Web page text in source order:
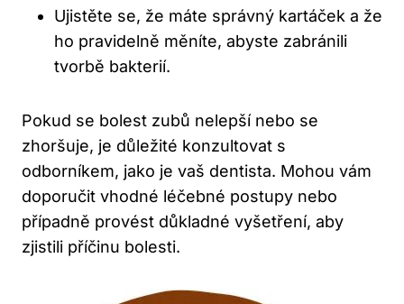
Ujistěte⁤ se, že máte ‍správný kartáček a ⁤že
‍ho pravidelně ‌měníte, ⁢abyste zabránili
tvorbě bakterií.
Pokud se ⁢bolest zubů nelepší nebo se
zhoršuje, je důležité ‌konzultovat s⁤
odborníkem, ‍jako je vaš dentista. Mohou ‍vám⁢
doporučit ⁣vhodné léčebné postupy⁤ nebo
případně provést důkladné⁤ vyšetření, aby
‍zjistili příčinu bolesti.